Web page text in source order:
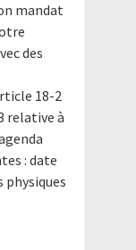
mandat
des
18-2
relative à
: date
physiques